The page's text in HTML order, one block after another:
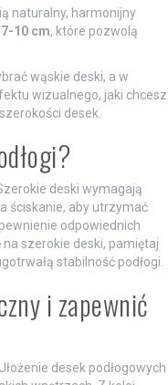
naturalny, harmonijny
7-10 cm, które pozwolą
wąskie deski, a w
wizualnego, jaki chcesz
desek.
deski wymagają
ściskanie, aby utrzymać
odpowiednich
szerokie deski, pamiętaj
stabilność podłogi.
i zapewnić
desek podłogowych